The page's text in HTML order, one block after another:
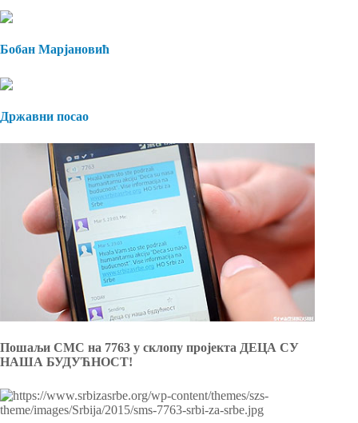
Бобан Марјановић
Државни посао
Пошаљи СМС на 7763 у склопу пројекта ДЕЦА СУ
НАША БУДУЋНОСТ!